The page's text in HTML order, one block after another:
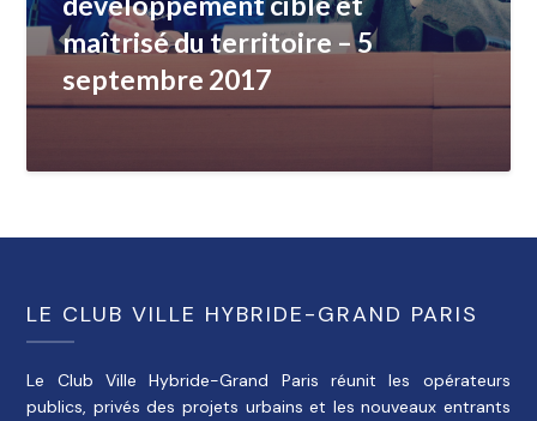
maîtrisé du territoire – 5
septembre 2017
LE CLUB VILLE HYBRIDE-GRAND PARIS
Le Club Ville Hybride-Grand Paris réunit les opérateurs
publics, privés des projets urbains et les nouveaux entrants